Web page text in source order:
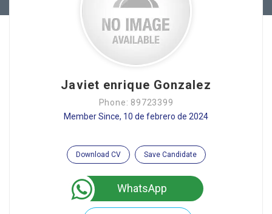
Javiet enrique Gonzalez
Phone: 89723399
Member Since, 10 de febrero de 2024
Download CV Save Candidate
WhatsApp